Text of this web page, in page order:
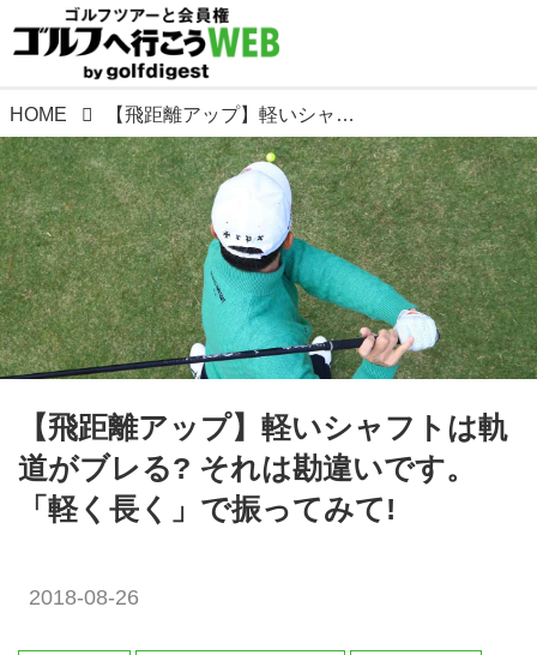
HOME 【飛距離アップ】軽いシャフトは軌道がブレる? それは勘違いです。「軽く長く」で振ってみて!
【飛距離アップ】軽いシャフトは軌
道がブレる? それは勘違いです。
「軽く長く」で振ってみて!
2018-08-26